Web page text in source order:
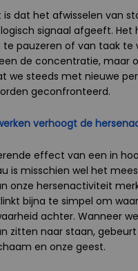
is dat het afwisselen van
signaal afgeeft. Het
pauzeren of van taak te
de concentratie, maar
we steeds met nieuwe
geconfronteerd.
verhoogt de
effect van een in
is misschien wel het
onze hersenactiviteit
bijna te simpel om
achter. Wanneer we
zitten naar staan,
en onze geest.